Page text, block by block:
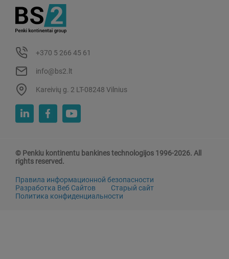
+370 5 266 45 61
info@bs2.lt
Kareivių g. 2 LT-08248 Vilnius
© Penkiu kontinentu bankines technologijos 1996-2026. All
rights reserved.
Правила информационной безопасности
Разработка Веб Сайтов
Старый сайт
Политика конфиденциальности